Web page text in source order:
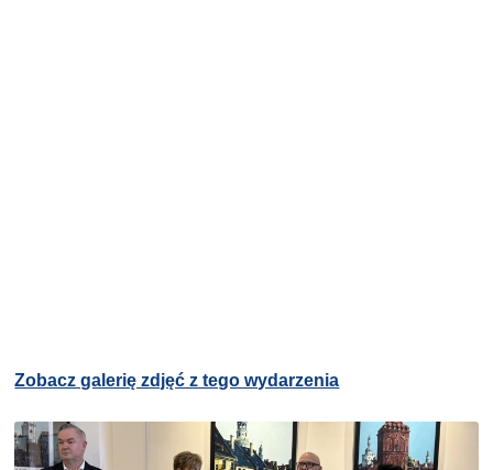
Zobacz galerię zdjęć z tego wydarzenia